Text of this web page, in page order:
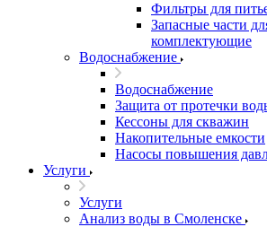
Фильтры для
Запасные части
комплектующие
Водоснабжение
Водоснабжение
Защита от протечки
Кессоны для скважин
Накопительные емкости
Насосы повышения
Услуги
Услуги
Анализ воды в Смоленске